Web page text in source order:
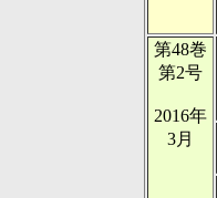
第48巻
第2号
2016年
3月